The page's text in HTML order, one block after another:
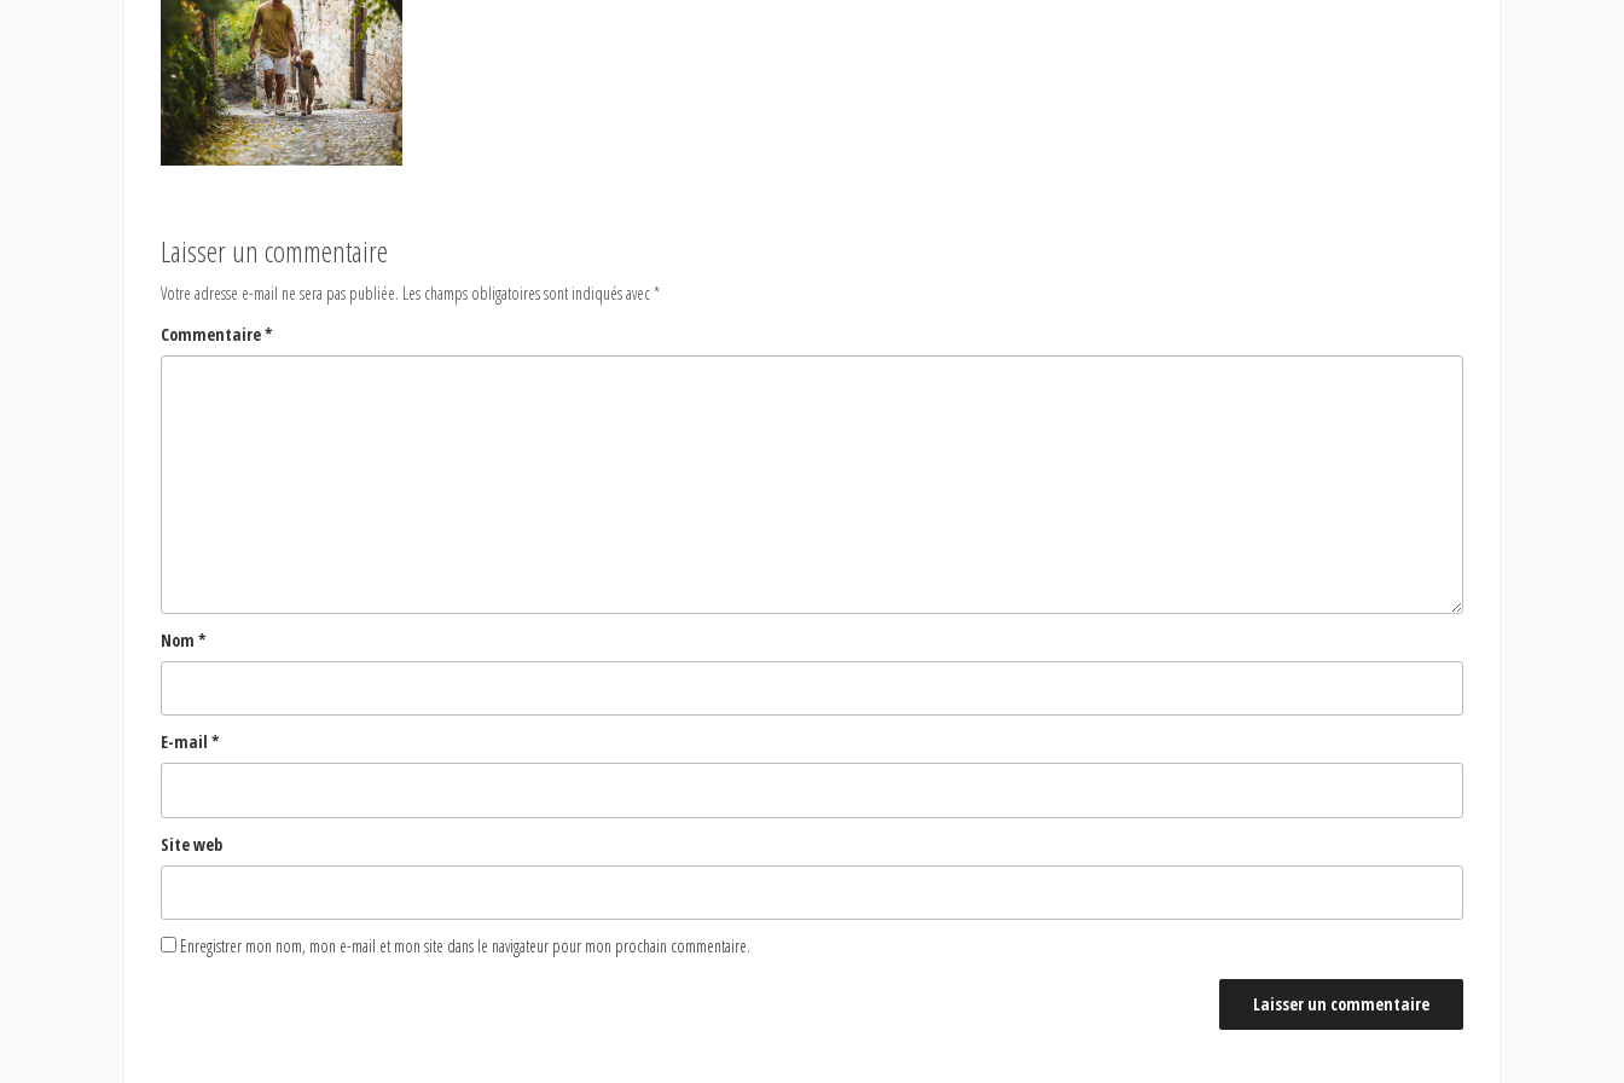
Laisser un commentaire
Votre adresse e-mail ne sera pas publiée. Les champs obligatoires sont indiqués avec*
Commentaire*
Nom *
E-mail *
Site web
Enregistrer mon nom, mon e-mail et mon site dans le navigateur pour mon prochain commentaire.